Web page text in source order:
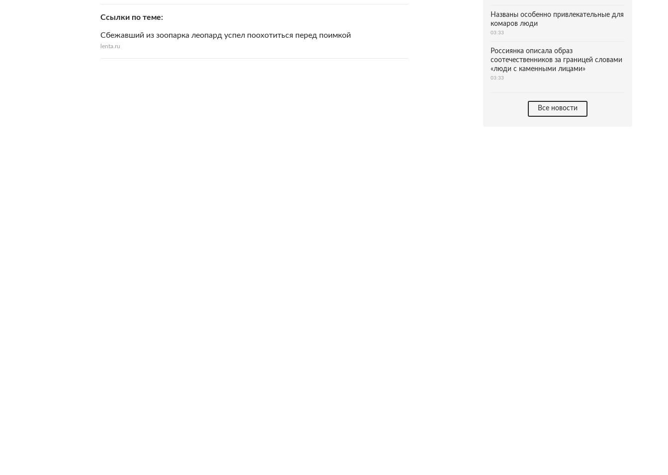
Ссылки по теме
Сбежавший из зоопарка леопард успел поохотиться перед поимкой
lenta.ru
Названы особенно привлекательные для
комаров люди
03:33
Россиянка описала образ
соотечественников за границей словами
«люди с каменными лицами»
03:33
Все новости